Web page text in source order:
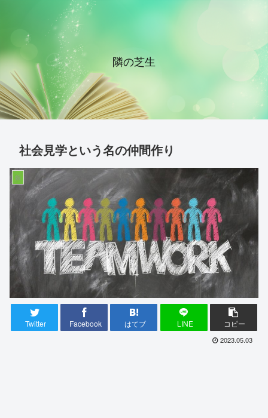
隣の芝生
社会見学という名の仲間作り
娘
Twitter Facebook はてブ LINE コピー
2023.05.03